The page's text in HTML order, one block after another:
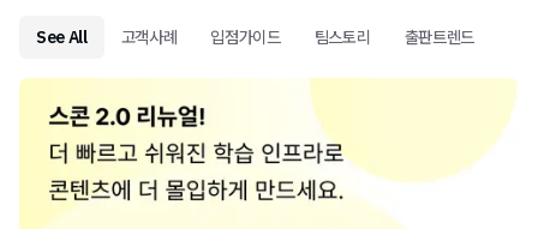
See All 고객사례 입점가이드 팀스토리 출판트렌드